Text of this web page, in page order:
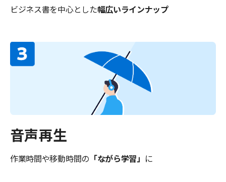
ビジネス書を中心とした幅広いラインナップ
音声再生
作業時間や移動時間の 「ながら学習」 に